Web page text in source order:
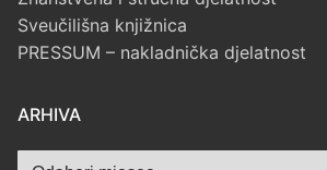
Sveučilišna knjižnica
PRESSUM – nakladnička djelatnost
ARHIVA
Arhiva